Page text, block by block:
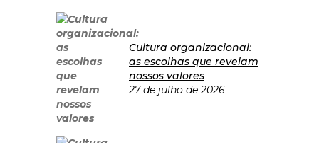
Cultura organizacional:
as escolhas que revelam
nossos valores
27 de julho de 2026